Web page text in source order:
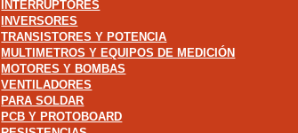
INTERRUPTORES
INVERSORES
TRANSISTORES Y POTENCIA
MULTIMETROS Y EQUIPOS DE MEDICIÓN
MOTORES Y BOMBAS
VENTILADORES
PARA SOLDAR
PCB Y PROTOBOARD